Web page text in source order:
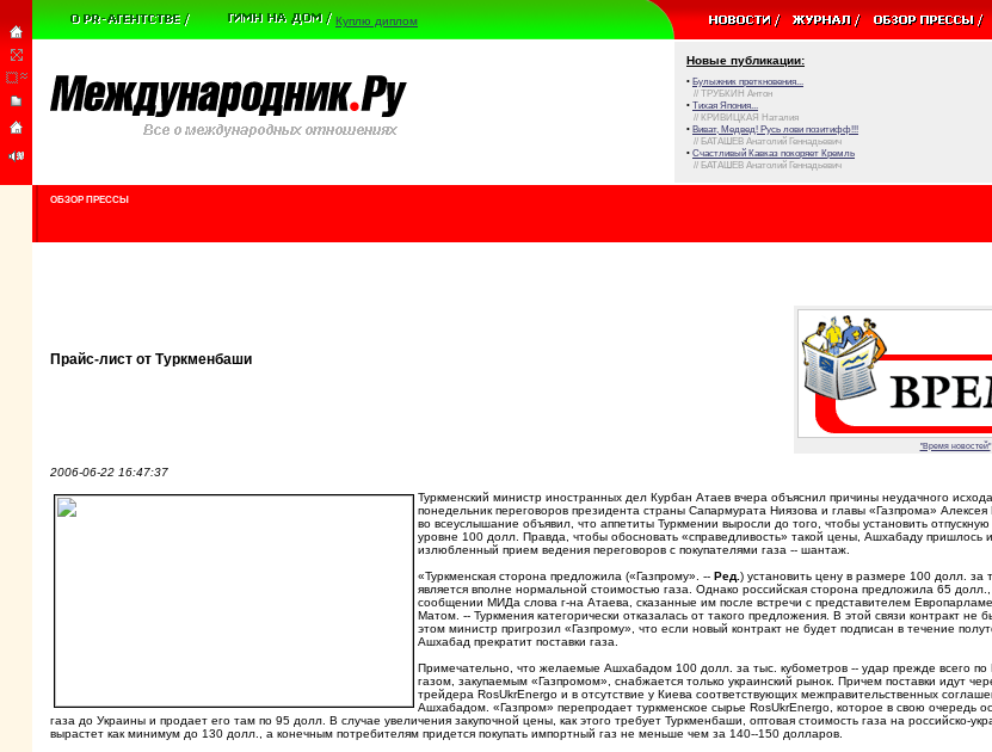
Куплю диплом
Новые публикации:
• Булыжник преткновения...
// ТРУБКИН Антон
• Тихая Япония...
// КРИВИЦКАЯ Наталия
• Виват, Медвед! Русь лови позитифф!!!
// БАТАШЕВ Анатолий Геннадьевич
• Счастливый Кавказ покоряет Кремль
// БАТАШЕВ Анатолий Геннадьевич
ОБЗОР ПРЕССЫ
Прайс-лист от Туркменбаши
"Время новостей"
2006-06-22 16:47:37
Туркменский министр иностранных дел Курбан Атаев вчера объяснил причины неудачного
понедельник переговоров президента страны Сапармурата Ниязова и главы «Газпрома»
во всеуслышание объявил, что аппетиты Туркмении выросли до того, чтобы установить
уровне 100 долл. Правда, чтобы обосновать «справедливость» такой цены, Ашхабаду пришлось
излюбленный прием ведения переговоров с покупателями газа -- шантаж.
«Туркменская сторона предложила («Газпрому». -- Ред. ) установить цену в размере 100 долл. за
является вполне нормальной стоимостью газа. Однако российская сторона предложила 65
сообщении МИДа слова г-на Атаева, сказанные им после встречи с представителем
Матом. -- Туркмения категорически отказалась от такого предложения. В этой связи контракт не
этом министр пригрозил «Газпрому», что если новый контракт не будет подписан в течение
Ашхабад прекратит поставки газа.
Примечательно, что желаемые Ашхабадом 100 долл. за тыс. кубометров -- удар прежде всего по
газом, закупаемым «Газпромом», снабжается только украинский рынок. Причем поставки идут
трейдера RosUkrEnergo и в отсутствие у Киева соответствующих межправительственных
Ашхабадом. «Газпром» перепродает туркменское сырье RosUkrEnergo, которое в свою очередь
газа до Украины и продает его там по 95 долл. В случае увеличения закупочной цены, как этого требует Туркменбаши, оптовая стоимость газа на российско-
вырастет как минимум до 130 долл., а конечным потребителям придется покупать импортный газ не меньше чем за 140--150 долларов.